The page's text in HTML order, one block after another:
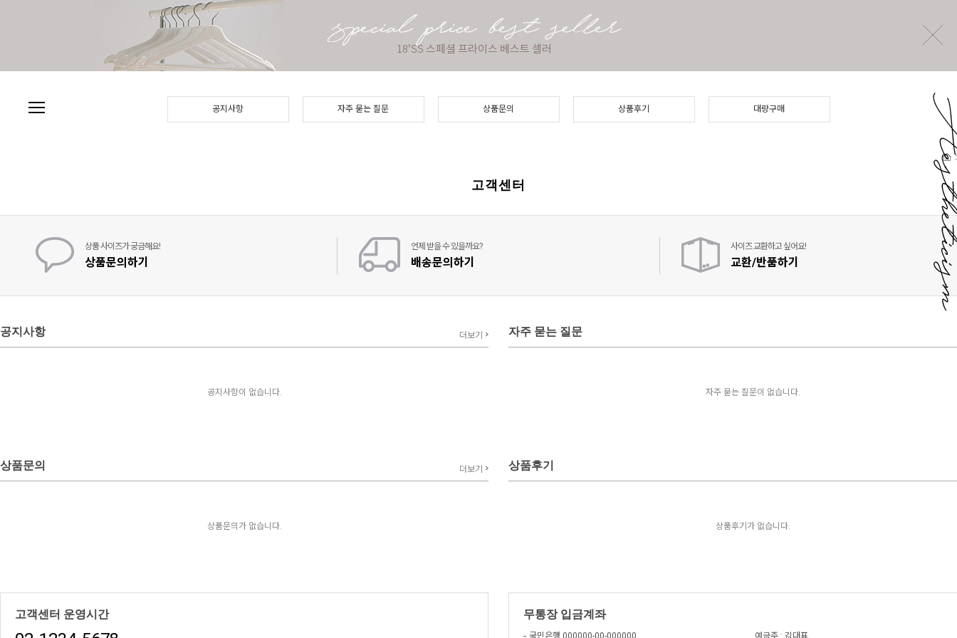
공지사항 자주 묻는 질문 상품문의 상품후기 대량구매
고객센터
상품 사이즈가 궁금해요!
상품문의하기
언제 받을 수 있을까요?
배송문의하기
사이즈 교환하고 싶어요!
교환/반품하기
공지사항
공지사항이 없습니다.
더보기 자주 묻는 질문
자주 묻는 질문이 없습니다.
상품문의
상품문의가 없습니다.
더보기 상품후기
상품후기가 없습니다.
고객센터 운영시간 무통장 입금계좌
국민은행 000000-00-000000 예금주 : 김대표